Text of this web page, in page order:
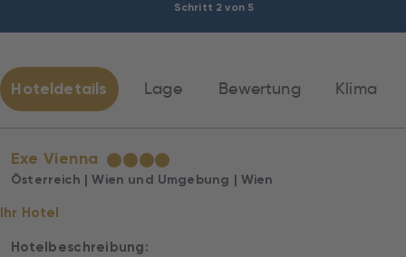
Schritt 2 von 5
Hoteldetails Lage Bewertung Klima
Exe Vienna ★★★★
Österreich | Wien und Umgebung | Wien
Ihr Hotel
Hotelbeschreibung: